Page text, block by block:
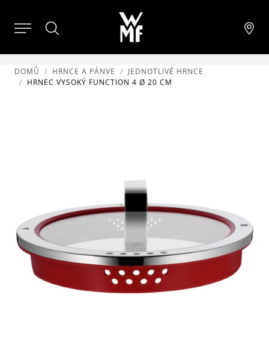
DOMŮ HRNCE A PÁNVE
JEDNOTLIVÉ HRNCE
HRNEC VYSOKÝ FUNCTION 4 Ø 20 CM